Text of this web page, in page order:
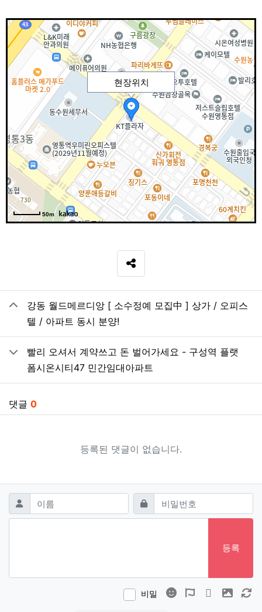
현장위치
50m
SNS 공유
관련자료
강동 월드메르디앙 [ 소수정예 모집中 ] 상가 / 오피스
텔 / 아파트 동시 분양!
빨리 오셔서 계약쓰고 돈 벌어가세요 - 구성역 플랫
폼시온시티47 민간임대아파트
댓글 0
등록된 댓글이 없습니다.
댓글쓰기
이름 필수 비밀번호필수
등록
비밀 이모티콘폰트어썸
동영상 이미지